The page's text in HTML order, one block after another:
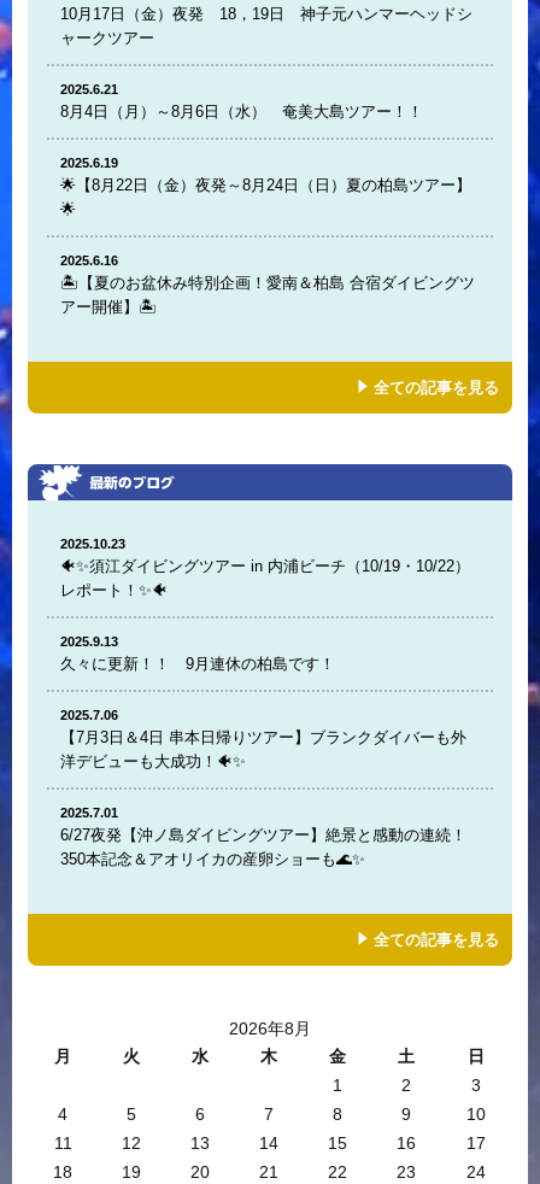
10月17日（金）夜発 18，19日 神子元ハンマーヘッドシ
ャークツアー
2025.6.21
8月4日（月）～8月6日（水） 奄美大島ツアー！！
2025.6.19
🌟【8月22日（金）夜発～8月24日（日）夏の柏島ツアー】
🌟
2025.6.16
🏝️【夏のお盆休み特別企画！愛南＆柏島 合宿ダイビングツ
アー開催】🏝️
全ての記事を見る
2025.10.23
🐠✨須江ダイビングツアー in 内浦ビーチ（10/19・10/22）
レポート！✨🐠
2025.9.13
久々に更新！！ 9月連休の柏島です！
2025.7.06
【7月3日＆4日 串本日帰りツアー】ブランクダイバーも外
洋デビューも大成功！🐠✨
2025.7.01
6/27夜発【沖ノ島ダイビングツアー】絶景と感動の連続！
350本記念＆アオリイカの産卵ショーも🌊✨
全ての記事を見る
2026年8月
月
火 水 木 金 土
日
1
2
3
4
5 6 7 8 9
10
11
12 13 14 15 16
17
18
19 20 21 22 23
24